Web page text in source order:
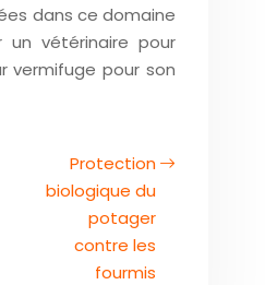
dans ce domaine
vétérinaire pour
vermifuge pour son
Protection
biologique du
potager
contre les
fourmis